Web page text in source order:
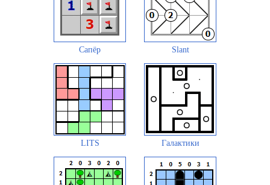
Сапёр Slant
LITS Галактики